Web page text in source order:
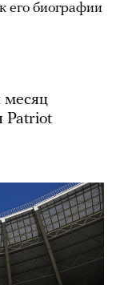
его биографии
месяц
Patriot